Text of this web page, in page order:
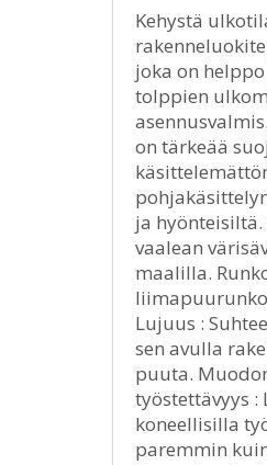
Kehystä
joka on
tolppien
on tärkeää
ja
vaalean
maalilla.
Lujuus :
sen avulla
puuta.
työstettävyys
koneellisilla
paremmin